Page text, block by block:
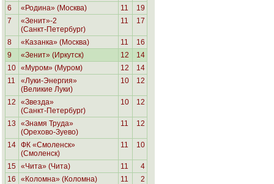
6
«Родина» (Москва) 11
19
7
«Зенит»-2
(Санкт-Петербург)
11 17
8 «Казанка» (Москва) 11
16
9
«Зенит» (Иркутск) 12
14
10 «Муром» (Муром) 12
14
11
«Луки-Энергия»
(Великие Луки)
10 12
12
«Звезда»
(Санкт-Петербург)
10 12
13
«Знамя Труда»
(Орехово-Зуево)
11 12
14 ФК «Смоленск»
(Смоленск)
11 10
15 «Чита» (Чита) 11
4
16
«Коломна» (Коломна) 11 2